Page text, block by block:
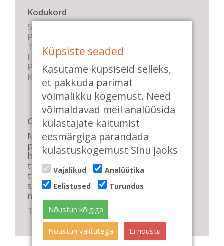
Kodukord
Stuudio sisekord
Privaatsustingimused
Tasemete kirjeldused
E-poe tingimused
Parkimise info
KKK
Casa de Baile
Me pühendume lõbusale olemisele,
positiivsele seltskonnale ja
huvitavatele ning kasulikele
tantsudele. Kui mõnes meie
talveõhtuses trennis tuled kustutada,
siis vaatab vastu säravate silmade
meri, mis näitab, et oleme õigel teel!
Tule ka sina meie sekka.
Küpsiste seaded
Kasutame küpsiseid selleks,
et pakkuda parimat
võimalikku kogemust. Need
võimaldavad meil analüüsida
külastajate käitumist
eesmärgiga parandada
külastuskogemust Sinu jaoks
Vajalikud
Analüütika
Eelistused
Turundus
Nõustun kõigiga
Nõustun valitutega Ei nõustu